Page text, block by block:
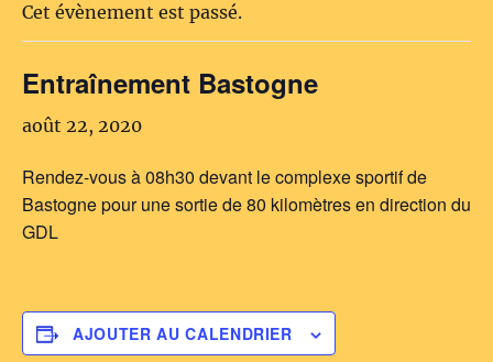
Cet évènement est passé.
Entraînement Bastogne
août 22, 2020
Rendez-vous à 08h30 devant le complexe sportif de
Bastogne pour une sortie de 80 kilomètres en direction du
GDL
AJOUTER AU CALENDRIER